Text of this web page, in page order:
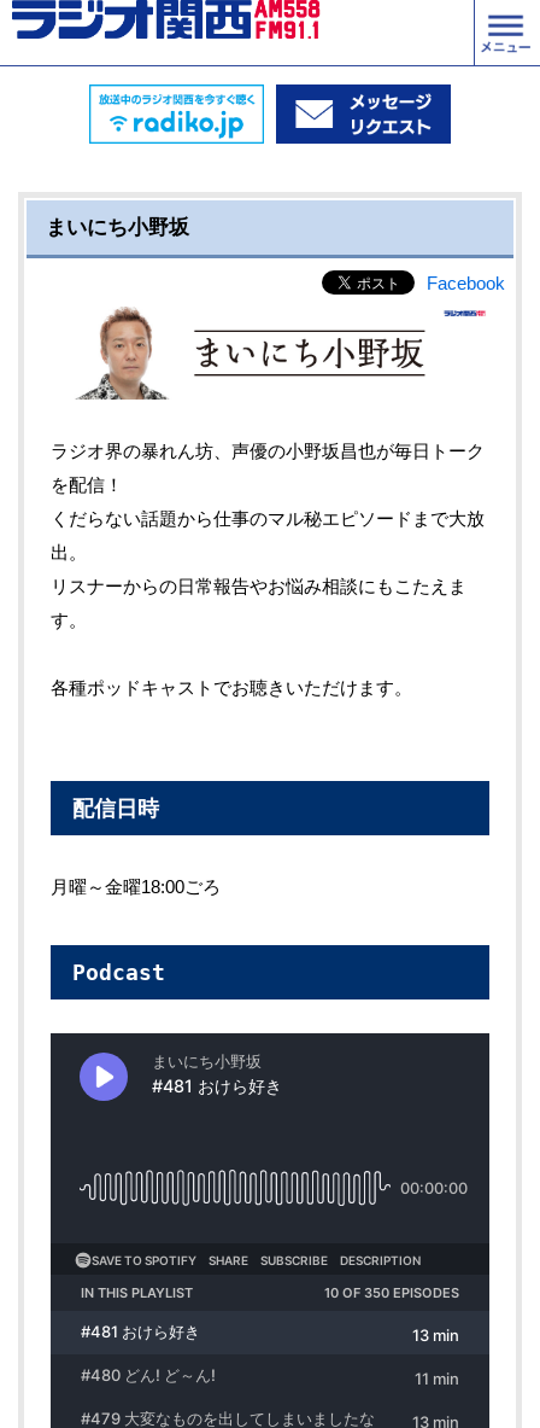
まいにち小野坂
Facebook
ラジオ界の暴れん坊、声優の小野坂昌也が毎日トーク
を配信！
くだらない話題から仕事のマル秘エピソードまで大放
出。
リスナーからの日常報告やお悩み相談にもこたえま
す。
各種ポッドキャストでお聴きいただけます。
配信日時
月曜～金曜18:00ごろ
Podcast